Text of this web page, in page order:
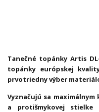
Tanečné topánky Artis
topánky európskej
prvotriedny výber
Vyznačujú sa
a protišmykovej stielke